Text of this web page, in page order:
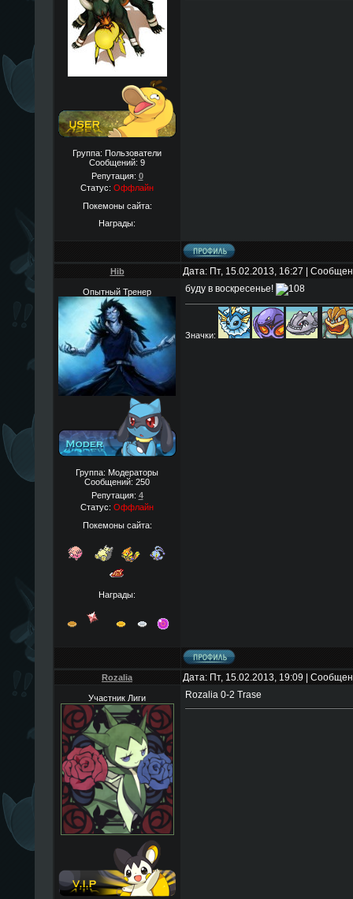
Группа: Пользователи
Сообщений: 9
Репутация: 0
Статус: Оффлайн
Покемоны сайта:
Награды:
Hib Дата: Пт, 15.02.2013, 16:27 |
Опытный Тренер
Группа: Модераторы
Сообщений: 250
Репутация: 4
Статус: Оффлайн
Покемоны сайта:
Награды:
буду в воскресенье!
Значки:
Rozalia Дата: Пт, 15.02.2013, 19:09 |
Участник Лиги Rozalia 0-2 Trase